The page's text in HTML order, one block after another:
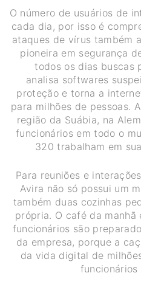
O número de usuários de
cada dia, por isso é
ataques de vírus também
pioneira em segurança
todos os dias buscas
analisa softwares
proteção e torna a
para milhões de pessoas.
região da Suábia, na
funcionários em todo o
320 trabalham em
Para reuniões e
Avira não só possui um
também duas cozinhas
própria. O café da
funcionários são
da empresa, porque a
da vida digital de
funcionários